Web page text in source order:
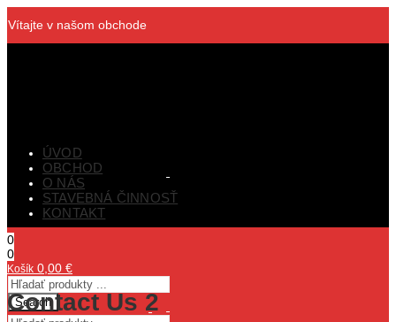
Vítajte v našom obchode
ÚVOD
OBCHOD
O NÁS
STAVEBNÁ ČINNOSŤ
KONTAKT
0
0
Košík 0,00 €
Search
Contact Us 2